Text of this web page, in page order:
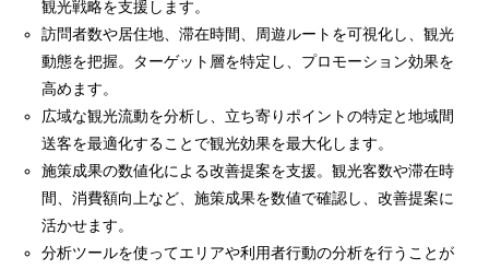
観光戦略を支援します。
訪問者数や居住地、滞在時間、周遊ルートを可視化し、観光
動態を把握。ターゲット層を特定し、プロモーション効果を
高めます。
広域な観光流動を分析し、立ち寄りポイントの特定と地域間
送客を最適化することで観光効果を最大化します。
施策成果の数値化による改善提案を支援。観光客数や滞在時
間、消費額向上など、施策成果を数値で確認し、改善提案に
活かせます。
分析ツールを使ってエリアや利用者行動の分析を行うことが